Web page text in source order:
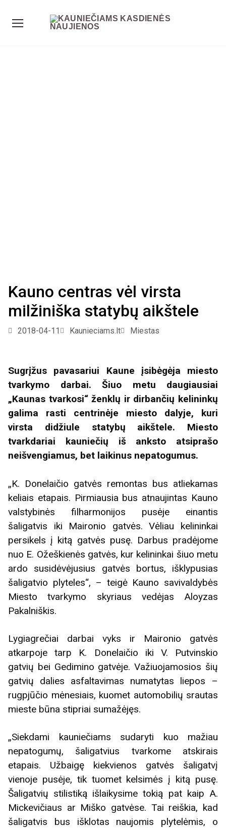
Kauno centras vėl virsta
milžiniška statybų aikštele
2018-04-11 Kaunieciams.lt Miestas
Sugrįžus pavasariui Kaune įsibėgėja miesto
tvarkymo darbai. Šiuo metu daugiausiai
„Kaunas tvarkosi“ ženklų ir dirbančių kelininkų
galima rasti centrinėje miesto dalyje, kuri
virsta didžiule statybų aikštele. Miesto
tvarkdariai kauniečių iš anksto atsiprašo
neišvengiamus, bet laikinus nepatogumus.
„K. Donelaičio gatvės remontas bus atliekamas
keliais etapais. Pirmiausia bus atnaujintas Kauno
valstybinės filharmonijos pusėje einantis
šaligatvis iki Maironio gatvės. Vėliau kelininkai
persikels į kitą gatvės pusę. Darbus pradėjome
nuo E. Ožeškienės gatvės, kur kelininkai šiuo metu
ardo susidėvėjusius gatvės bortus, išklypusias
šaligatvio plyteles“, – teigė Kauno savivaldybės
Miesto tvarkymo skyriaus vedėjas Aloyzas
Pakalniškis.
Lygiagrečiai darbai vyks ir Maironio gatvės
atkarpoje tarp K. Donelaičio iki V. Putvinskio
gatvių bei Gedimino gatvėje. Važiuojamosios šių
gatvių dalies asfaltavimas numatytas liepos –
rugpjūčio mėnesiais, kuomet automobilių srautas
mieste būna stipriai sumažėjęs.
„Siekdami kauniečiams sudaryti kuo mažiau
nepatogumų, šaligatvius tvarkome atskirais
etapais. Užbaigę kiekvienos gatvės šaligatvį
vienoje pusėje, tik tuomet kelsimės į kitą pusę.
Šaligatvių stilistiką išlaikysime tokią pat kaip A.
Mickevičiaus ar Miško gatvėse. Tai reiškia, kad
šaligatvis bus išklotas naujomis plytelėmis, o